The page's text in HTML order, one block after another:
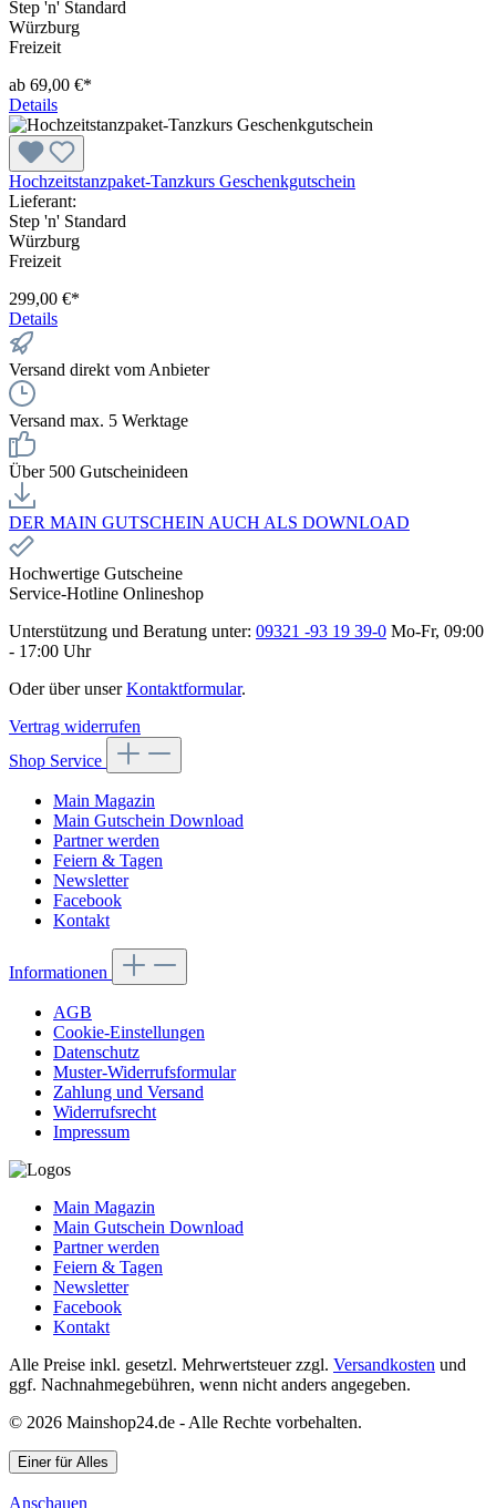
Step 'n' Standard
Würzburg
Freizeit
ab 69,00 €*
Details
Hochzeitstanzpaket-Tanzkurs Geschenkgutschein
Lieferant:
Step 'n' Standard
Würzburg
Freizeit
299,00 €*
Details
Versand direkt vom Anbieter
Versand max. 5 Werktage
Über 500 Gutscheinideen
DER MAIN GUTSCHEIN AUCH ALS DOWNLOAD
Hochwertige Gutscheine
Service-Hotline Onlineshop
Unterstützung und Beratung unter: 09321 -93 19 39-0 Mo-Fr, 09:00
- 17:00 Uhr
Oder über unserKontaktformular.
Vertrag widerrufen
Shop Service
Main Magazin
Main Gutschein Download
Partner werden
Feiern & Tagen
Newsletter
Facebook
Kontakt
Informationen
AGB
Cookie-Einstellungen
Datenschutz
Muster-Widerrufsformular
Zahlung und Versand
Widerrufsrecht
Impressum
Main Magazin
Main Gutschein Download
Partner werden
Feiern & Tagen
Newsletter
Facebook
Kontakt
Alle Preise inkl. gesetzl. Mehrwertsteuer zzgl. Versandkosten und
ggf. Nachnahmegebühren, wenn nicht anders angegeben.
© 2026 Mainshop24.de - Alle Rechte vorbehalten.
Einer für Alles
Anschauen